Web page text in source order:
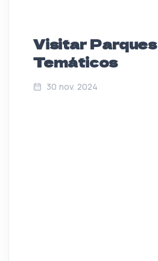
Visitar Parques
Temáticos
30 nov. 2024